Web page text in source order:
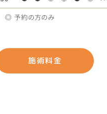
施術料金